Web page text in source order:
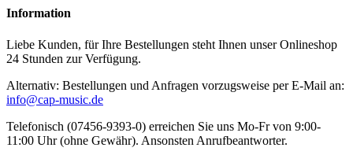
Information
Liebe Kunden, für Ihre Bestellungen steht Ihnen unser Onlineshop
24 Stunden zur Verfügung.
Alternativ: Bestellungen und Anfragen vorzugsweise per E-Mail an:
info@cap-music.de
Telefonisch (07456-9393-0) erreichen Sie uns Mo-Fr von 9:00-
11:00 Uhr (ohne Gewähr). Ansonsten Anrufbeantworter.